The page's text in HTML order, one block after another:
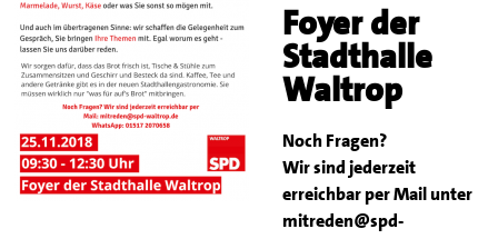
Foyer der
Stadthalle
Waltrop
Noch Fragen?
Wir sind jederzeit
erreichbar per Mail unter
mitreden@spd-